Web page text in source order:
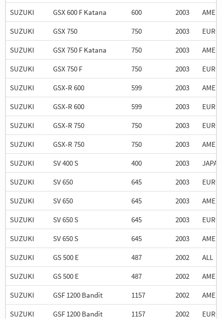
SUZUKI
GSX 600 F Katana 600 2003
SUZUKI
GSX 750 750 2003
SUZUKI
GSX 750 F Katana 750 2003
SUZUKI
GSX 750 F 750 2003
SUZUKI
GSX-R 600 599 2003
SUZUKI
GSX-R 600 599 2003
SUZUKI
GSX-R 750 750 2003
SUZUKI
GSX-R 750 750 2003
SUZUKI
SV 400 S 400 2003
JAPAN
SUZUKI
SV 650 645 2003
SUZUKI
SV 650 645 2003
SUZUKI
SV 650 S 645 2003
SUZUKI
SV 650 S 645 2003
SUZUKI
GS 500 E 487 2002
ALL
SUZUKI
GS 500 E 487 2002
SUZUKI
GSF 1200 Bandit 1157 2002
SUZUKI
GSF 1200 Bandit 1157 2002